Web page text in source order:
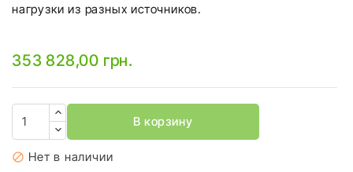
нагрузки из разных источников.
353 828,00 грн.
В корзину
 Нет в наличии